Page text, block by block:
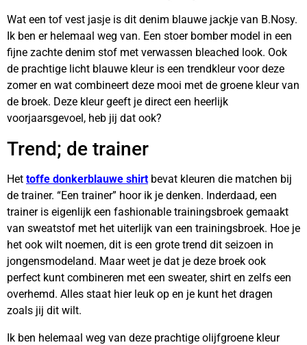
Wat een tof vest jasje is dit denim blauwe jackje van B.Nosy.
Ik ben er helemaal weg van. Een stoer bomber model in een
fijne zachte denim stof met verwassen bleached look. Ook
de prachtige licht blauwe kleur is een trendkleur voor deze
zomer en wat combineert deze mooi met de groene kleur van
de broek. Deze kleur geeft je direct een heerlijk
voorjaarsgevoel, heb jij dat ook?
Trend; de trainer
Het toffe donkerblauwe shirt bevat kleuren die matchen bij
de trainer. “Een trainer” hoor ik je denken. Inderdaad, een
trainer is eigenlijk een fashionable trainingsbroek gemaakt
van sweatstof met het uiterlijk van een trainingsbroek. Hoe je
het ook wilt noemen, dit is een grote trend dit seizoen in
jongensmodeland. Maar weet je dat je deze broek ook
perfect kunt combineren met een sweater, shirt en zelfs een
overhemd. Alles staat hier leuk op en je kunt het dragen
zoals jij dit wilt.
Ik ben helemaal weg van deze prachtige olijfgroene kleur